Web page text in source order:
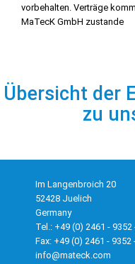
vorbehalten. Verträge
MaTecK GmbH zustande
Übersicht der
zu
Im Langenbroich 20
52428 Juelich
Germany
Tel.: +49 (0) 2461 - 9352
Fax: +49 (0) 2461 - 9352
info@mateck.com